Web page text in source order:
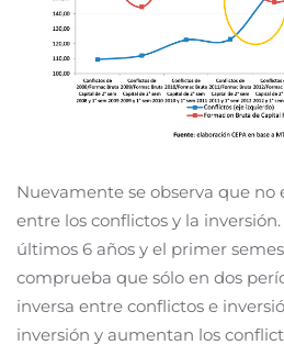
Nuevamente se observa que no
entre los conflictos y la
últimos 6 años y el primer
comprueba que sólo en dos
inversa entre conflictos e
inversión y aumentan los